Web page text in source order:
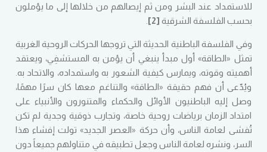
للاستمداد عند البشر ومن ثم إيصالهم من خلالها إلى ما يؤملون
بحسب الفلسفة الشرقية [2]
وفي الفلسفة الباطنية الحديثة التي تروجها الحركات الروحية الغربية
تمثل «الطاقة» أول مبدأ ينبغي أن يؤمن به المستشفِي، ويعتقد
أهميته وقوته، ويمارس كيفية الشعور به واستمداده، والاتحاد به.
ويُدّعى أن فهم حقيقة «الطاقة» والتناغم معها كان سرًا مهمًا،
وصل إليه الباطنيون الأوائل والحكماء والمتنورون والأنبياء على
امتداد الزمان برياضات روحية خاصة، وتجارب ذوقية وجدية لم تكن
تُفشى لعامة الناس، وأن حركة «العصر الجديد» تولت إفشاء هذا
السر، ونشره لعامة الناس وجعل تطبيقه في متناولهم جميعاً دون